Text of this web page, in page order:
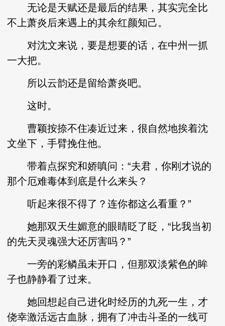
无论是天赋还是最后的结果，其实完全比
不上萧炎后来遇上的其余红颜知己。
对沈文来说，要是想要的话，在中州一抓
一大把。
所以云韵还是留给萧炎吧。
这时。
曹颖按捺不住凑近过来，很自然地挨着沈
文坐下，手臂挽住他。
带着点探究和娇嗔问：“夫君，你刚才说的
那个厄难毒体到底是什么来头？
听起来很不得了？连你都这么看重？”
她那双天生媚意的眼睛眨了眨，“比我当初
的先天灵魂强大还厉害吗？”
一旁的彩鳞虽未开口，但那双淡紫色的眸
子也静静看了过来。
她回想起自己进化时经历的九死一生，才
侥幸激活远古血脉，拥有了冲击斗圣的一线可